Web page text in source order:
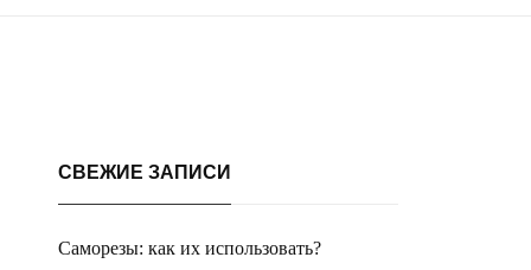
СВЕЖИЕ ЗАПИСИ
Саморезы: как их использовать?